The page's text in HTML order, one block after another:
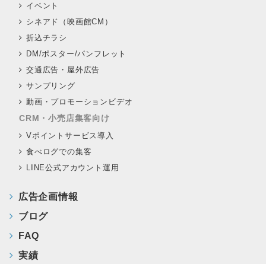
イベント
シネアド（映画館CM）
折込チラシ
DM/ポスター/パンフレット
交通広告・屋外広告
サンプリング
動画・プロモーションビデオ
CRM・小売店集客向け
Vポイントサービス導入
食べログでの集客
LINE公式アカウント運用
広告企画情報
ブログ
FAQ
実績